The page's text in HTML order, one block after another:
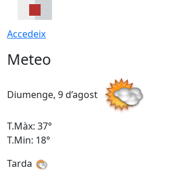
Accedeix
Meteo
Diumenge, 9 d’agost
T.Màx: 37°
T.Min: 18°
Tarda